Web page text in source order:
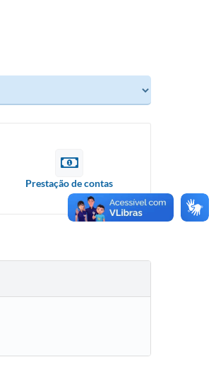
Prestação de contas